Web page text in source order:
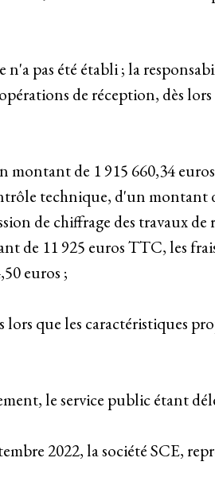
pas été établi ; la
de réception, dès
de 1 915 660,34
technique, d'un montant
de chiffrage des travaux
11 925 euros TTC, les
euros ;
lors que les caractéristiques
le service public étant
2022, la société SCE,